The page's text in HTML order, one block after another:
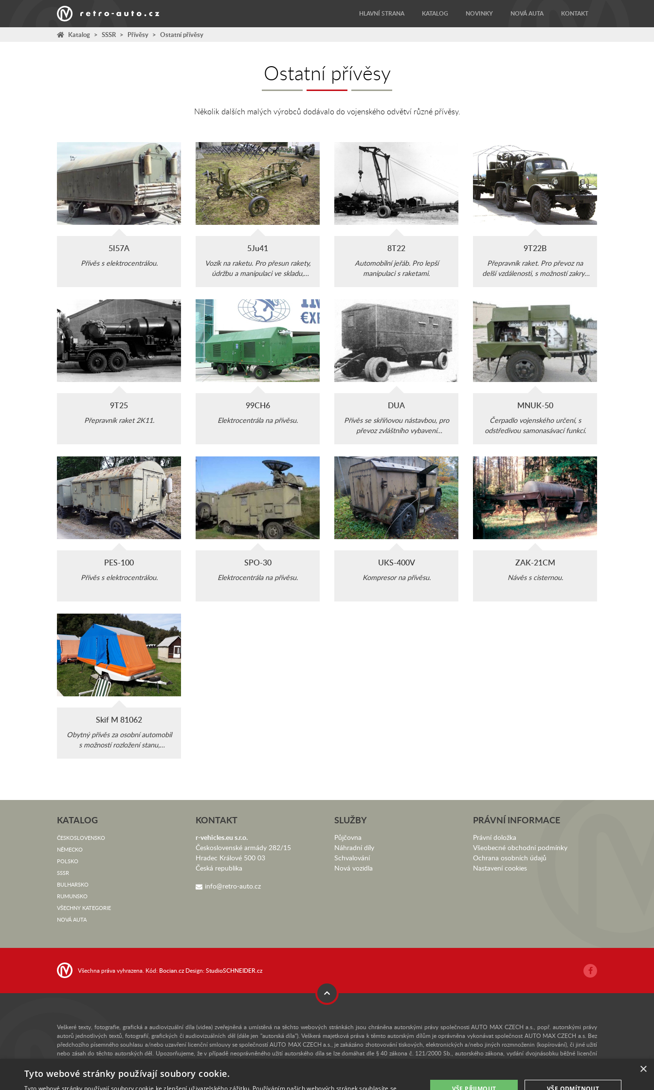
HLAVNÍ STRANA KATALOG NOVINKY NOVÁ AUTA KONTAKT
Katalog > SSSR > Přívěsy > Ostatní přívěsy
Ostatní přívěsy
Několik dalších malých výrobců dodávalo do vojenského odvětví různé přívěsy.
5I57A
Přívěs s elektrocentrálou.
5Ju41
Vozík na raketu. Pro přesun rakety,
údržbu a manipulaci ve skladu,
8T22
Automobilní jeřáb. Pro lepší
manipulaci s raketami.
9T22B
Přepravník raket. Pro převoz na
delší vzdálenosti, s možností zakrytí
9T25
Přepravník raket 2K11.
99CH6
Elektrocentrála na přívěsu.
DUA
Přívěs se skříňovou nástavbou, pro
převoz zvláštního vybavení
MNUK-50
Čerpadlo vojenského určení, s
odstředivou samonasávací funkcí.
PES-100
Přívěs s elektrocentrálou.
SPO-30
Elektrocentrála na přívěsu.
UKS-400V
Kompresor na přívěsu.
ZAK-21CM
Návěs s cisternou.
Skif M 81062
Obytný přívěs za osobní automobil
s možností rozložení stanu,
KATALOG
ČESKOSLOVENSKO
NĚMECKO
POLSKO
SSSR
BULHARSKO
RUMUNSKO
VŠECHNY KATEGORIE
NOVÁ AUTA
KONTAKT
r-vehicles.eu s.r.o.
Československé armády 282/15
Hradec Králové 500 03
Česká republika
info@retro-auto.cz
SLUŽBY
Půjčovna
Náhradní díly
Schvalování
Nová vozidla
PRÁVNÍ INFORMACE
Právní doložka
Všeobecné obchodní podmínky
Ochrana osobních údajů
Nastavení cookies
Všechna práva vyhrazena. Kód: Bocian.cz Design:StudioSCHNEIDER.cz
Veškeré texty, fotografie, grafická a audiovizuální díla (videa) zveřejněná a umístěná na těchto webových stránkách jsou chráněna autorskými právy společnosti AUTO MAX CZECH a.s., popř. autorskými právy
autorů jednotlivých textů, fotografií, grafických či audiovizuálních děl (dále jen "autorská díla"). Veškerá majetková práva k těmto autorským dílům je oprávněna vykonávat společnost AUTO MAX CZECH a.s. Bez
předchozího písemného souhlasu a/nebo uzavření licenční smlouvy se společností AUTO MAX CZECH a.s., je zakázáno zhotovování tiskových, elektronických a/nebo jiných rozmnoženin (kopírování), či jiné užití
nebo zásah do těchto autorských děl. Upozorňujeme, že v případě neoprávněného užití autorského díla se lze domáhat dle § 40 zákona č. 121/2000 Sb., autorského zákona, vydání dvojnásobku běžné licenční
nás proto kontaktujte na e-mailové adrese:info@retro-auto.cz . Autorem textů a některých fotografií je Martin Kusý.
Veškeré fotografie uveřejněné na těchto webových stránkách mají pouze informativní a ilustrační charakter.
×
Tyto webové stránky používají soubory cookie.
Tyto webové stránky používají soubory cookie ke zlepšení uživatelského zážitku. Používáním našich webových stránek souhlasíte se